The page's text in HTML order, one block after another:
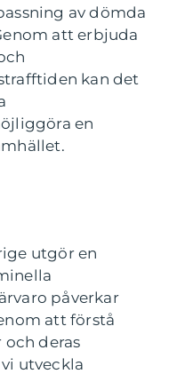
av dömda
att erbjuda
kan det
en
utgör en
påverkar
att förstå
deras
utveckla